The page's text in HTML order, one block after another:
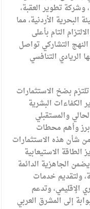
تطوير العقبة،
البحرية الأردنية، مما
التام بأعلى
التشاركي تواصل
الريادي التنافسي
بضخ الاستثمارات
الكفاءات البشرية
والمستقبلي
وأهم محطات
شأن هذه الاستثمارات
الطاقة الاستيعابية
الجاهزية الدائمة
ولتقديم خدمات
الإقليمي، وتدعم
إلى المشرق العربي